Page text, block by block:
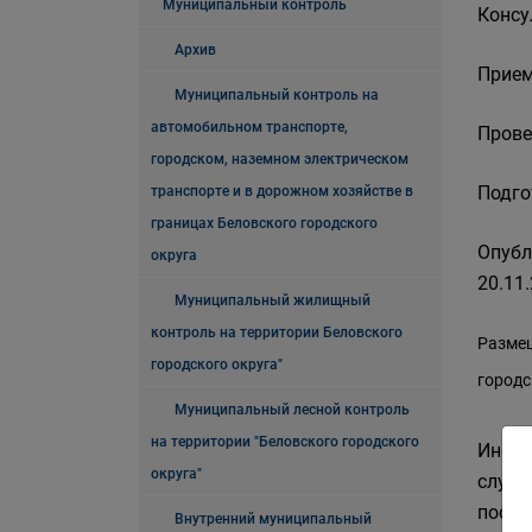
Муниципальный контроль
Архив
Муниципальный контроль на
автомобильном транспорте,
городском, наземном электрическом
транспорте и в дорожном хозяйстве в
границах Беловского городского
округа
Муниципальный жилищный
контроль на территории Беловского
городского округа"
Муниципальный лесной контроль
на территории "Беловского городского
округа"
Внутренний муниципальный